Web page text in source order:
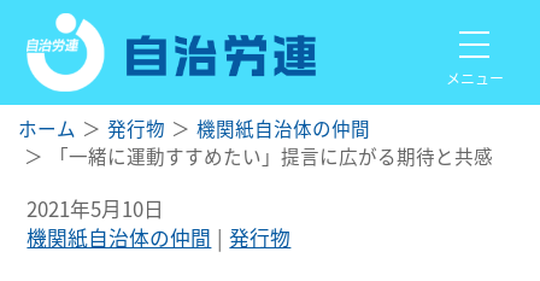
メニュー
ホーム 発行物
機関紙自治体の仲間
「一緒に運動すすめたい」提言に広がる期待と共感
2021年5月10日
機関紙自治体の仲間
発行物